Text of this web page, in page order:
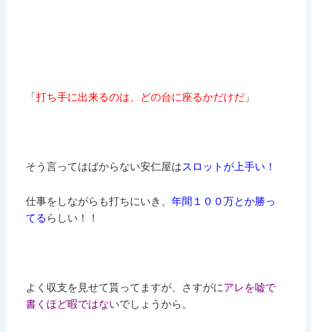
「打ち手に出来るのは、どの台に座るかだけだ 」
そう言ってはばからない安仁屋はスロットが上手い！
仕事をしながらも打ちにいき、年間１００万とか勝っ
てる らしい！！
よく収支を見せて貰ってますが、さすがにアレを嘘で
書くほど暇ではないでしょうから。